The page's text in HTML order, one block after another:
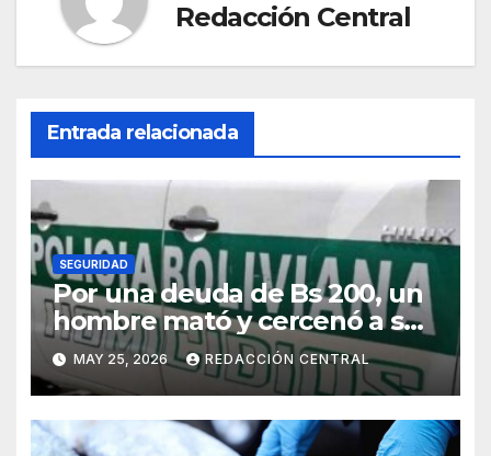
Redacción Central
Entrada relacionada
SEGURIDAD
Por una deuda de Bs 200, un
hombre mató y cercenó a su
víctima en la zona Sur de La
Paz
MAY 25, 2026 REDACCIÓN CENTRAL